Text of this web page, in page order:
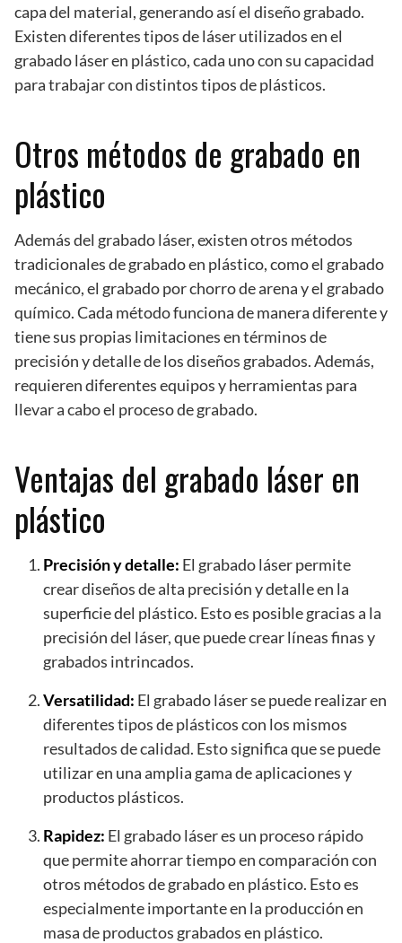
capa del material, generando así el diseño grabado.
Existen diferentes tipos de láser utilizados en el
grabado láser en plástico, cada uno con su capacidad
para trabajar con distintos tipos de plásticos.
Otros métodos de grabado en
plástico
Además del grabado láser, existen otros métodos
tradicionales de grabado en plástico, como el grabado
mecánico, el grabado por chorro de arena y el grabado
químico. Cada método funciona de manera diferente y
tiene sus propias limitaciones en términos de
precisión y detalle de los diseños grabados. Además,
requieren diferentes equipos y herramientas para
llevar a cabo el proceso de grabado.
Ventajas del grabado láser en
plástico
Precisión y detalle: El grabado láser permite
crear diseños de alta precisión y detalle en la
superficie del plástico. Esto es posible gracias a la
precisión del láser, que puede crear líneas finas y
grabados intrincados.
Versatilidad: El grabado láser se puede realizar en
diferentes tipos de plásticos con los mismos
resultados de calidad. Esto significa que se puede
utilizar en una amplia gama de aplicaciones y
productos plásticos.
Rapidez: El grabado láser es un proceso rápido
que permite ahorrar tiempo en comparación con
otros métodos de grabado en plástico. Esto es
especialmente importante en la producción en
masa de productos grabados en plástico.